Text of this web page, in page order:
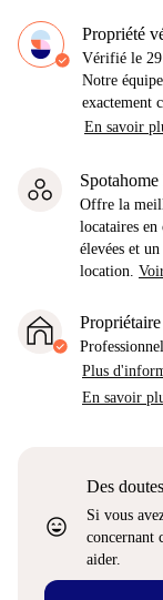
Propriété
Vérifié le
Notre
exactement
En savoir
Offre la
locataires
élevées et
location.
Professionnel
Plus
En savoir
sentiment_very_satisfied
Des
Si vous
concernant
aider.